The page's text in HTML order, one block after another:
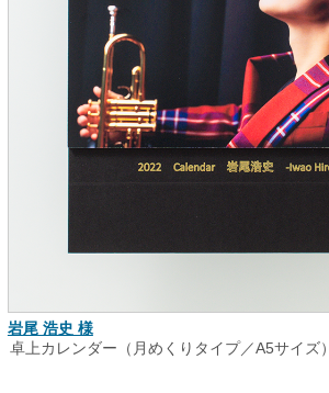
岩尾 浩史 様
卓上カレンダー（月めくりタイプ／A5サイズ）